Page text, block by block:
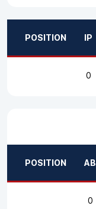
POSITION IP
0
POSITION AB
0